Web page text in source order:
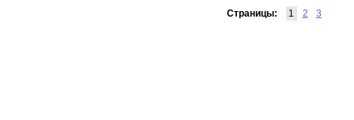
Страницы:
1 2 3